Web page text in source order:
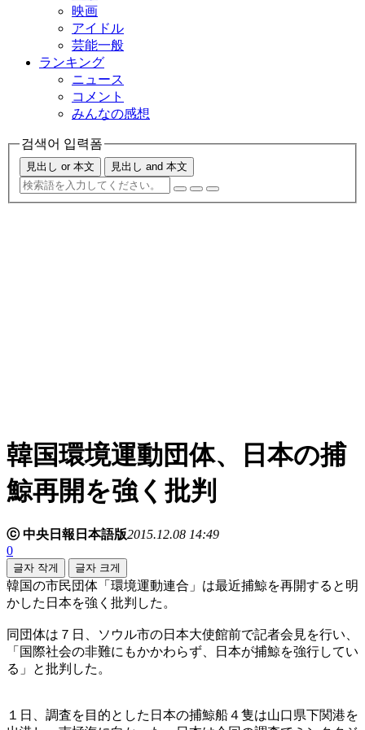
映画
アイドル
芸能一般
ランキング
ニュース
コメント
みんなの感想
검색어 입력폼
見出し or 本文 見出し and 本文
韓国環境運動団体、日本の捕
鯨再開を強く批判
ⓒ 中央日報日本語版2015.12.08 14:49
0
글자 작게 글자 크게
韓国の市民団体「環境運動連合」は最近捕鯨を再開すると明
かした日本を強く批判した。
同団体は７日、ソウル市の日本大使館前で記者会見を行い、
「国際社会の非難にもかかわらず、日本が捕鯨を強行してい
る」と批判した。
１日、調査を目的とした日本の捕鯨船４隻は山口県下関港を